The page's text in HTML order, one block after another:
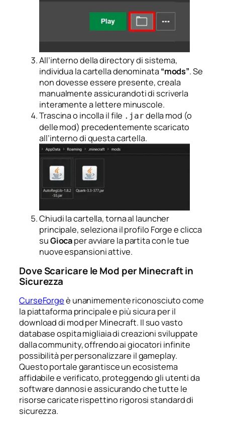
All’interno della directory di sistema,
individua la cartella denominata“mods”. Se
non dovesse essere presente, creala
manualmente assicurandoti di scriverla
interamente a lettere minuscole.
Trascina o incolla il file .jar della mod (o
delle mod) precedentemente scaricato
all’interno di questa cartella.
Chiudi la cartella, torna al launcher
principale, seleziona il profilo Forge e clicca
suGiocaper avviare la partita con le tue
nuove espansioni attive.
Dove Scaricare le Mod per Minecraft in
Sicurezza
CurseForgeè unanimemente riconosciuto come
la piattaforma principale e più sicura per il
download di mod per Minecraft. Il suo vasto
database ospita migliaia di creazioni sviluppate
dalla community, offrendo ai giocatori infinite
possibilità per personalizzare il gameplay.
Questo portale garantisce un ecosistema
affidabile e verificato, proteggendo gli utenti da
software dannosi e assicurando che tutte le
risorse caricate rispettino rigorosi standard di
sicurezza.